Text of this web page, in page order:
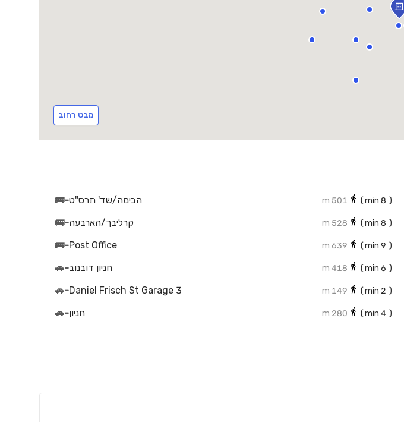
מבט רחוב
(
8
501 m הבימה/שד' תרס''ט-
🚌
(
8
528 m קרליבך/הארבעה-
🚌
(
9
639 m
Post Office
-
🚌
(
6
418 m חניון דובנוב-
🚗
(
2
149 m
3 Daniel Frisch St Garage
-
🚗
(
4
280 m חניון-
🚗